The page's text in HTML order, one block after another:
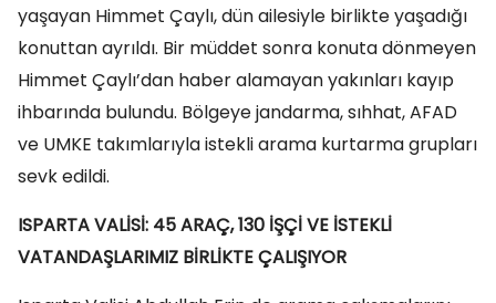
yaşayan Himmet Çaylı, dün ailesiyle birlikte yaşadığı
konuttan ayrıldı. Bir müddet sonra konuta dönmeyen
Himmet Çaylı’dan haber alamayan yakınları kayıp
ihbarında bulundu. Bölgeye jandarma, sıhhat, AFAD
ve UMKE takımlarıyla istekli arama kurtarma grupları
sevk edildi.
ISPARTA VALİSİ: 45 ARAÇ, 130 İŞÇİ VE İSTEKLİ
VATANDAŞLARIMIZ BİRLİKTE ÇALIŞIYOR